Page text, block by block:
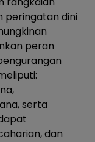
peringatan dini
peran
serta
dan